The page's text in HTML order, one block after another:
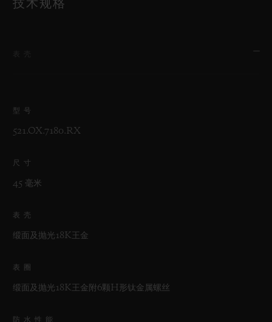
技术规格
型号
521.OX.7180.RX
尺寸
45 毫米
表壳
缎面及抛光18K王金
表圈
缎面及抛光18K王金附6颗H形钛金属螺丝
防水性能